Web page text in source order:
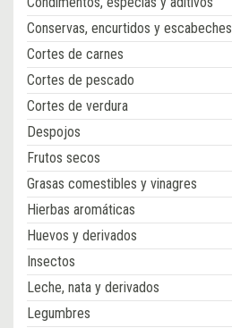
Conservas, encurtidos y escabeches
Cortes de carnes
Cortes de pescado
Cortes de verdura
Despojos
Frutos secos
Grasas comestibles y vinagres
Hierbas aromáticas
Huevos y derivados
Insectos
Leche, nata y derivados
Legumbres